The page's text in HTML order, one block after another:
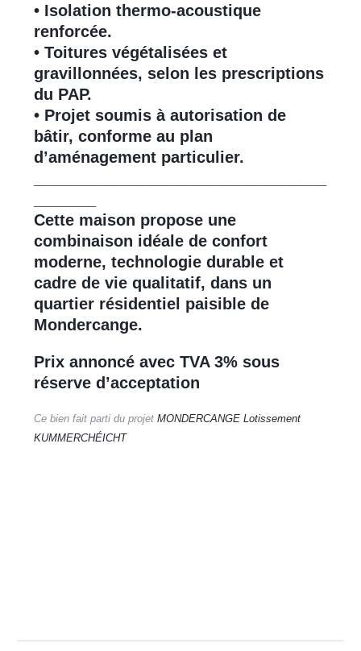
• Isolation thermo-acoustique
renforcée.
• Toitures végétalisées et
gravillonnées, selon les prescriptions
du PAP.
• Projet soumis à autorisation de
bâtir, conforme au plan
d’aménagement particulier.
Cette maison propose une
combinaison idéale de confort
moderne, technologie durable et
cadre de vie qualitatif, dans un
quartier résidentiel paisible de
Mondercange.
Prix annoncé avec TVA 3% sous
réserve d’acceptation
Ce bien fait parti du projetMONDERCANGE Lotissement
KUMMERCHÉICHT